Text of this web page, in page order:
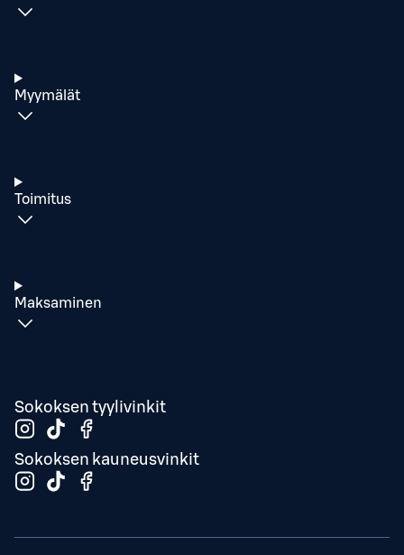
Myymälät
Toimitus
Maksaminen
Sokoksen tyylivinkit
Sokoksen kauneusvinkit